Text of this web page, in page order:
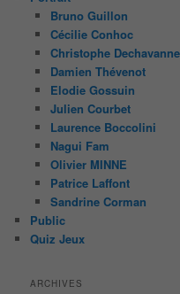
Bruno Guillon
Cécilie Conhoc
Christophe Dechavanne
Damien Thévenot
Elodie Gossuin
Julien Courbet
Laurence Boccolini
Nagui Fam
Olivier MINNE
Patrice Laffont
Sandrine Corman
Public
Quiz Jeux
ARCHIVES